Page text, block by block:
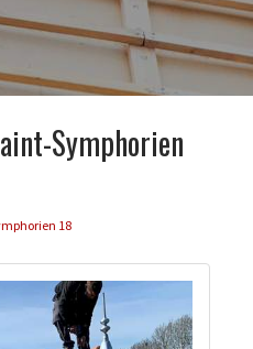
Symphorien
18